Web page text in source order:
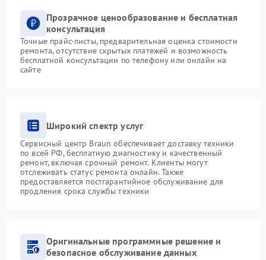
Прозрачное ценообразование и бесплатная
консультация
Точные прайс-листы, предварительная оценка стоимости
ремонта, отсутствие скрытых платежей и возможность
бесплатной консультации по телефону или онлайн на
сайте
Широкий спектр услуг
Сервисный центр Braun обеспечивает доставку техники
по всей РФ, бесплатную диагностику и качественный
ремонт, включая срочный ремонт. Клиенты могут
отслеживать статус ремонта онлайн. Также
предоставляется постгарантийное обслуживание для
продления срока службы техники
Оригинальные программные решение и
безопасное обслуживание данных